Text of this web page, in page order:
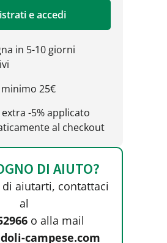
e accedi
in 5-10 giorni
25€
-5% applicato
al checkout
DI AIUTO?
aiutarti, contattaci
al
o alla mail
campese.com